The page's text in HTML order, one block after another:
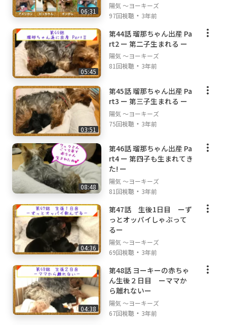
06:31
陽気 ～ヨーキーズ
97回視聴 ・ 3年前
05:45
第44話 瑠那ちゃん出産 Pa
rt2 ー 第二子生まれる ー
陽気 ～ヨーキーズ
81回視聴 ・ 3年前
03:51
第45話 瑠那ちゃん出産 Pa
rt3 ー 第三子生まれる ー
陽気 ～ヨーキーズ
75回視聴 ・ 3年前
08:48
第46話 瑠那ちゃん出産 Pa
rt4 ー 第四子も生まれてき
た! ー
陽気 ～ヨーキーズ
81回視聴 ・ 3年前
04:36
第47話 生後1日目 ーず
っとオッパイしゃぶって
るー
陽気 ～ヨーキーズ
69回視聴 ・ 3年前
04:38
第48話 ヨーキーの赤ちゃ
ん生後２日目 ーママか
ら離れないー
陽気 ～ヨーキーズ
67回視聴 ・ 3年前